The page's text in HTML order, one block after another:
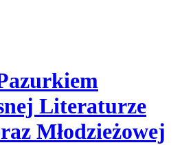
Literaturze
Młodzieżowej